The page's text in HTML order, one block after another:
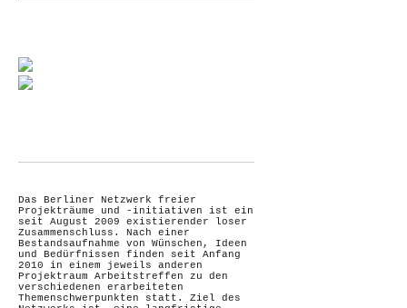
Das Berliner Netzwerk freier
Projekträume und -initiativen ist ein
seit August 2009 existierender loser
Zusammenschluss. Nach einer
Bestandsaufnahme von Wünschen, Ideen
und Bedürfnissen finden seit Anfang
2010 in einem jeweils anderen
Projektraum Arbeitstreffen zu den
verschiedenen erarbeiteten
Themenschwerpunkten statt. Ziel des